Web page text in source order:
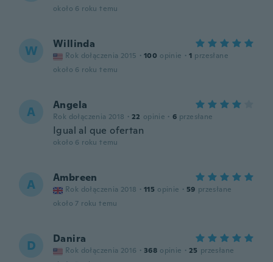
około 6 roku temu
W Willinda
Rok dołączenia 2015 · 100 opinie · 1 przesłane
około 6 roku temu
A Angela
Rok dołączenia 2018 · 22 opinie · 6 przesłane
Igual al que ofertan
około 6 roku temu
A Ambreen
Rok dołączenia 2018 · 115 opinie · 59 przesłane
około 7 roku temu
D Danira
Rok dołączenia 2016 · 368 opinie · 25 przesłane